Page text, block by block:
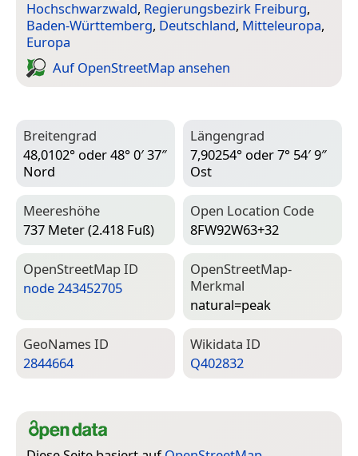
Hochschwarzwald, Regierungsbezirk Freiburg,
Baden-Württemberg, Deutschland, Mitteleuropa,
Europa
Auf Open­Street­Map ansehen
Breitengrad
48,0102° oder 48° 0′ 37″
Nord
Längengrad
7,90254° oder 7° 54′ 9″
Ost
Meereshöhe
737 Meter (2.418 Fuß)
Open Location Code
8FW92W63+32
Open­Street­Map ID
node 243452705
Open­Street­Map-
Merkmal
natural=­peak
Geo­Names ID
2844664
Wiki­data ID
Q402832